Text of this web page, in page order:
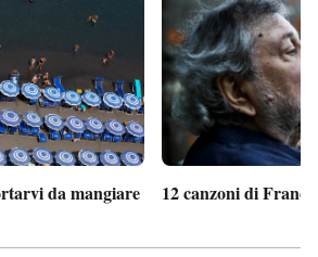
da mangiare
12 canzoni di